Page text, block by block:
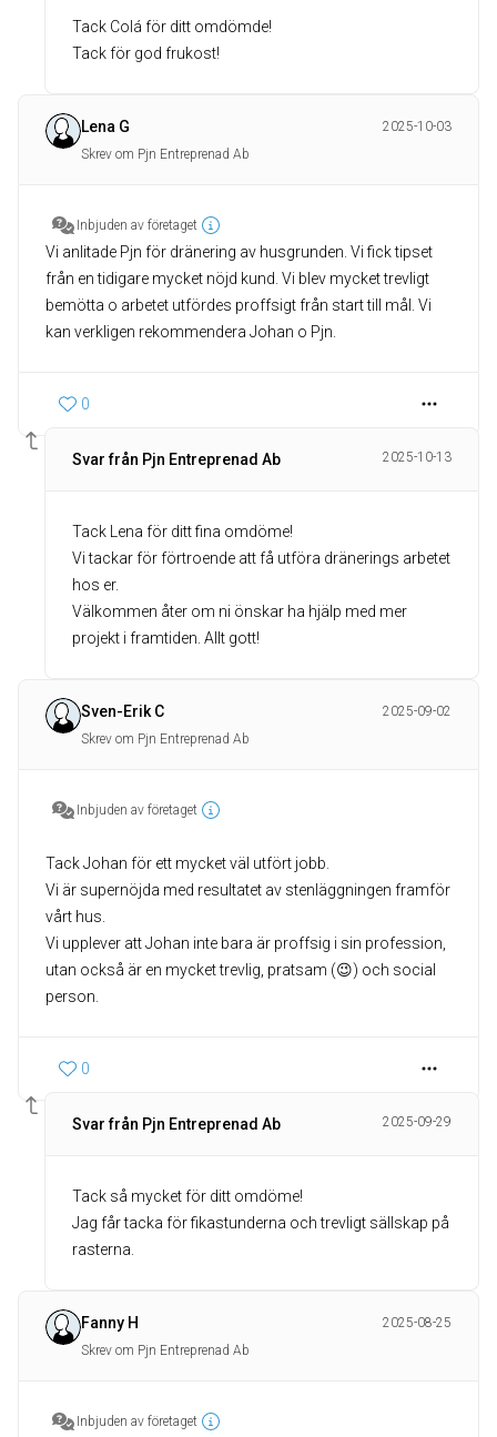
Tack Colá för ditt omdömde!
Tack för god frukost!
Lena G
2025-10-03
Skrev om Pjn Entreprenad Ab
Inbjuden av företaget
Vi anlitade Pjn för dränering av husgrunden. Vi fick tipset
från en tidigare mycket nöjd kund. Vi blev mycket trevligt
bemötta o arbetet utfördes proffsigt från start till mål. Vi
kan verkligen rekommendera Johan o Pjn.
0
Svar från Pjn Entreprenad Ab 2025-10-13
Tack Lena för ditt fina omdöme!
Vi tackar för förtroende att få utföra dränerings arbetet
hos er.
Välkommen åter om ni önskar ha hjälp med mer
projekt i framtiden. Allt gott!
Sven-Erik C
2025-09-02
Skrev om Pjn Entreprenad Ab
Inbjuden av företaget
Tack Johan för ett mycket väl utfört jobb.
Vi är supernöjda med resultatet av stenläggningen framför
vårt hus.
Vi upplever att Johan inte bara är proffsig i sin profession,
utan också är en mycket trevlig, pratsam (😉) och social
person.
0
Svar från Pjn Entreprenad Ab 2025-09-29
Tack så mycket för ditt omdöme!
Jag får tacka för fikastunderna och trevligt sällskap på
rasterna.
Fanny H
2025-08-25
Skrev om Pjn Entreprenad Ab
Inbjuden av företaget